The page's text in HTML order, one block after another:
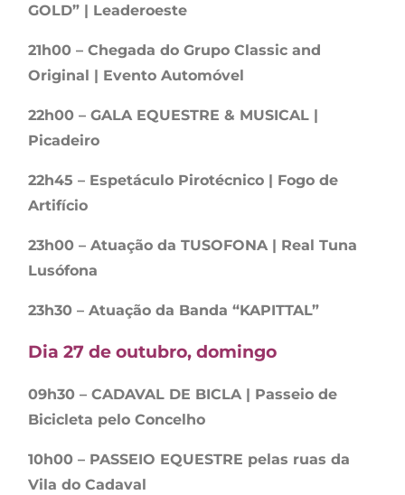
GOLD” | Leaderoeste
21h00 – Chegada do Grupo Classic and
Original | Evento Automóvel
22h00 – GALA EQUESTRE & MUSICAL |
Picadeiro
22h45 – Espetáculo Pirotécnico | Fogo de
Artifício
23h00 – Atuação da TUSOFONA | Real Tuna
Lusófona
23h30 – Atuação da Banda “KAPITTAL”
Dia 27 de outubro, domingo
09h30 – CADAVAL DE BICLA | Passeio de
Bicicleta pelo Concelho
10h00 – PASSEIO EQUESTRE pelas ruas da
Vila do Cadaval